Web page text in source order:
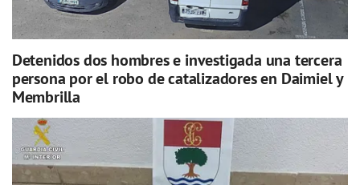
Detenidos dos hombres e investigada una tercera
persona por el robo de catalizadores en Daimiel y
Membrilla